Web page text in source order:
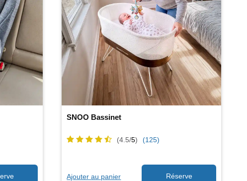
SNOO Bassinet
(4.5/5) (125)
Ajouter au panier